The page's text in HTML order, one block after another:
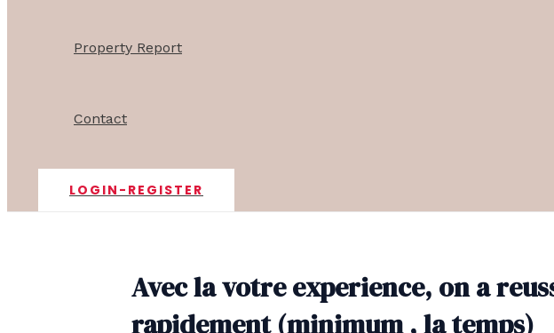
Property Report
Contact
LOGIN-REGISTER
Avec la votre experience, on a
rapidement (minimum , la temps)